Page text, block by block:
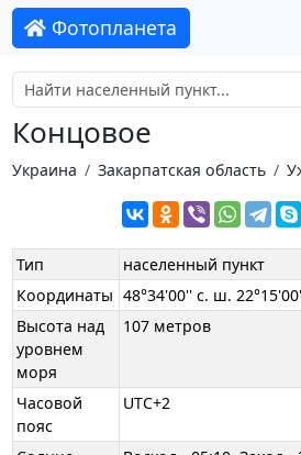
Фотопланета
Концовое
Украина Закарпатская область
Тип
населенный пункт
Координаты 48°34'00'' с. ш.
Высота над
уровнем
моря
107 метров
Часовой
пояс
UTC+2